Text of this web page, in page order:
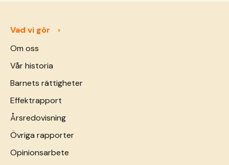
Vad vi gör
Om oss
Vår historia
Barnets rättigheter
Effektrapport
Årsredovisning
Övriga rapporter
Opinionsarbete